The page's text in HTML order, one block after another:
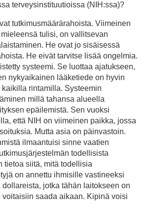
terveysinstituutioissa (NIH:ssa)?
tutkimusmäärärahoista. Viimeinen
tulisi, on vallitsevan
He ovat jo sisäisessä
He eivät tarvitse lisää ongelmia.
systeemi. Se luottaa ajatukseen,
nykyaikainen lääketiede on hyvin
kaikilla rintamilla. Systeemin
millä tahansa alueella
epäilemistä. Sen vuoksi
että NIH on viimeinen paikka, jossa
Mutta asia on päinvastoin.
ilmaantuisi sinne vaatien
todellisista
tietoa siitä, mitä todellisia
on annettu ihmisille vastineeksi
jotka tähän laitokseen on
voitaisiin saada aikaan. Kipinä voisi